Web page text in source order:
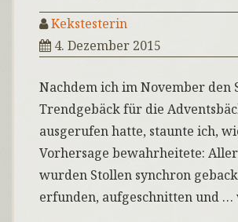
Kekstesterin
4. Dezember 2015
Nachdem ich im November den
Trendgebäck für die
ausgerufen hatte, staunte ich,
Vorhersage bewahrheitete:
wurden Stollen synchron
erfunden, aufgeschnitten und …